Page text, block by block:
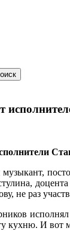
музыкант,
доцента
не раз
кухню. И вот